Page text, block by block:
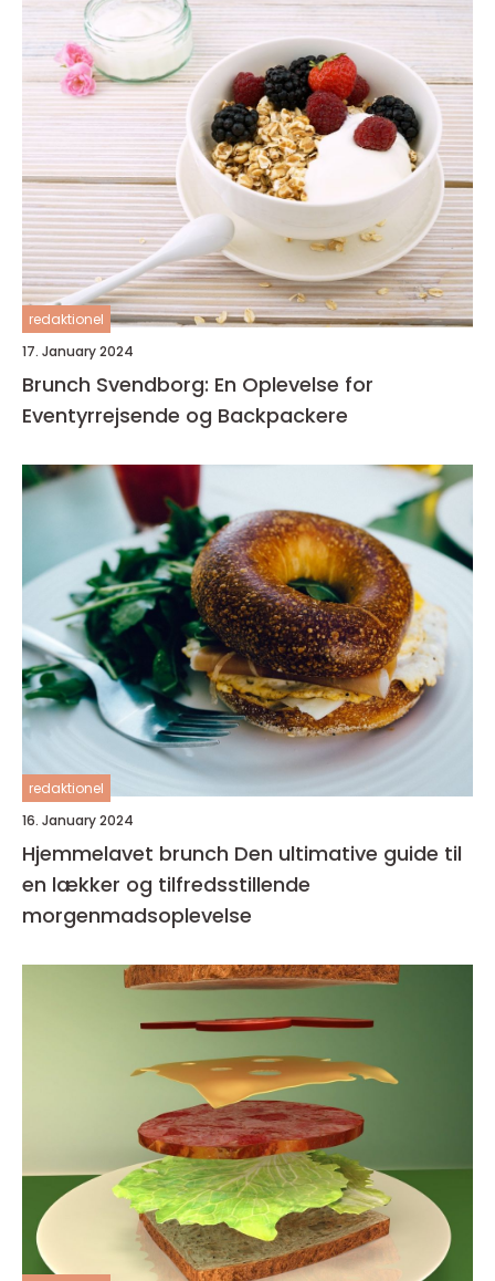
redaktionel
17. January 2024
Brunch Svendborg: En Oplevelse for
Eventyrrejsende og Backpackere
redaktionel
16. January 2024
Hjemmelavet brunch Den ultimative guide til
en lækker og tilfredsstillende
morgenmadsoplevelse